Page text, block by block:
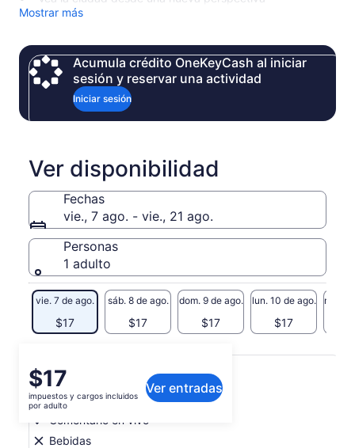
Mostrar más
Acumula crédito OneKeyCash al iniciar
sesión y reservar una actividad
Iniciar sesión
Ver disponibilidad
Fechas
vie., 7 ago. - vie., 21 ago.
Personas
1 adulto
vie. 7 de ago.
$17
sáb. 8 de ago.
$17
dom. 9 de ago.
$17
lun. 10 de ago.
$17
mar.
El
precio
es
de
$17.
$17
impuestos y cargos incluidos
por adulto
Ver entradas
Qué incluye o no
Crucero de 1,5 horas
Comentario en vivo
Bebidas